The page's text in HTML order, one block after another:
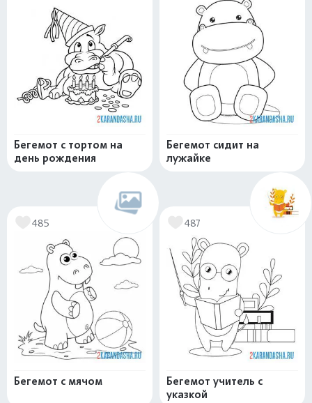
Бегемот с тортом на
день рождения
Бегемот сидит на
лужайке
485
Бегемот с мячом
487
Бегемот учитель с
указкой